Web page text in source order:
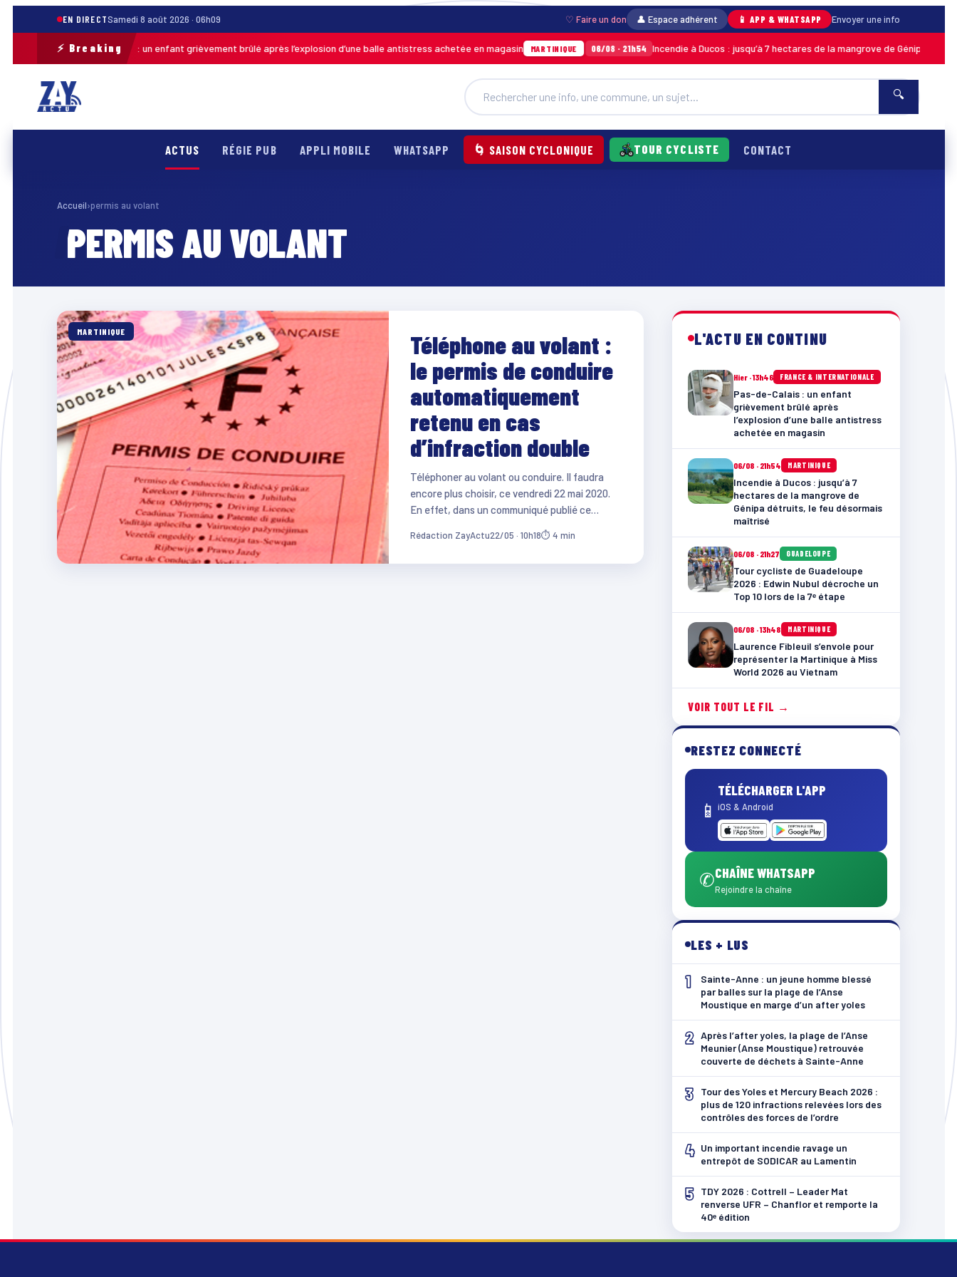
EN DIRECTSamedi 8 août 2026 · 06h09 ♡ Faire un don 👤 Espace adhérent 📱 APP & WHATSAPP Envoyer une info
⚡ Breaking
Pas-de-Calais : un enfant grièvement brûlé après l’explosion d’une balle antistress achetée en magasin MARTINIQUE 06/08 · 21h54 Incendie à Ducos : jusqu’à 7 hectares de la mangrove de Génipa détruits,
🔍
ACTUS RÉGIE PUB APPLI MOBILE WHATSAPP 🌀 SAISON CYCLONIQUE TOUR CYCLISTE CONTACT
Accueil›permis au volant
PERMIS AU VOLANT
MARTINIQUE
Téléphone au volant :
le permis de conduire
automatiquement
retenu en cas
d’infraction double
Téléphoner au volant ou conduire. Il faudra
encore plus choisir, ce vendredi 22 mai 2020.
En effet, dans un communiqué publié ce…
Rédaction ZayActu22/05 · 10h18⏱ 4 min
L'ACTU EN CONTINU
Hier · 13h46 FRANCE & INTERNATIONALE
Pas-de-Calais : un enfant
grièvement brûlé après
l’explosion d’une balle antistress
achetée en magasin
06/08 · 21h54 MARTINIQUE
Incendie à Ducos : jusqu’à 7
hectares de la mangrove de
Génipa détruits, le feu désormais
maîtrisé
06/08 · 21h27 GUADELOUPE
Tour cycliste de Guadeloupe
2026 : Edwin Nubul décroche un
Top 10 lors de la 7ᵉ étape
06/08 · 13h48 MARTINIQUE
Laurence Fibleuil s’envole pour
représenter la Martinique à Miss
World 2026 au Vietnam
VOIR TOUT LE FIL →
RESTEZ CONNECTÉ
📱
TÉLÉCHARGER L'APP
iOS & Android
✆CHAÎNE WHATSAPP
Rejoindre la chaîne
LES + LUS
1
Sainte-Anne : un jeune homme blessé
par balles sur la plage de l’Anse
Moustique en marge d’un after yoles
2 Après l’after yoles, la plage de l’Anse
Meunier (Anse Moustique) retrouvée
couverte de déchets à Sainte-Anne
3
Tour des Yoles et Mercury Beach 2026 :
plus de 120 infractions relevées lors des
contrôles des forces de l’ordre
4 Un important incendie ravage un
entrepôt de SODICAR au Lamentin
5
TDY 2026 : Cottrell – Leader Mat
renverse UFR – Chanflor et remporte la
40ᵉ édition